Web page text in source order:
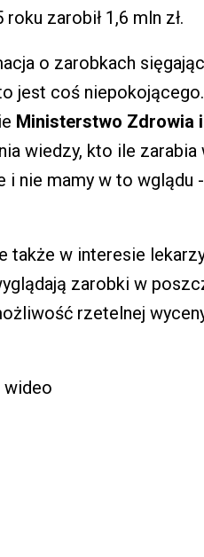
zarobił 1,6 mln zł.
o zarobkach
jest coś
Ministerstwo Zdrowia i
wiedzy, kto ile
i nie mamy w to wglądu
także w interesie
zarobki w
rzetelnej
wideo